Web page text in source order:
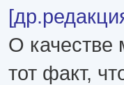
О качестве
тот факт,